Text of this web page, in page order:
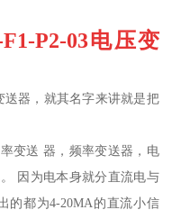
P2-03电压变
送器，就其名字来讲就是把
变送 器，频率变送器，电
因为电本身就分直流电与
的都为4-20MA的直流小信